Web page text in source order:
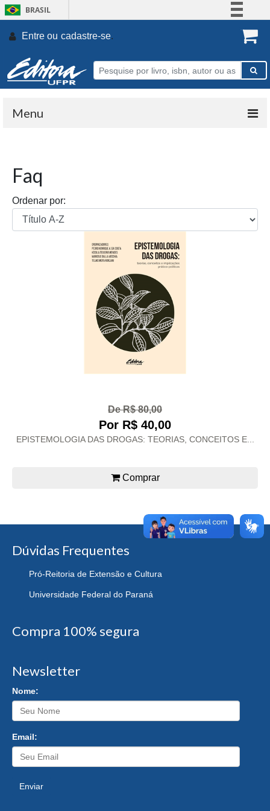
BRASIL
Participe
Entre ou cadastre-se.
Menu
Faq
Ordenar por:
De R$ 80,00
Por R$ 40,00
EPISTEMOLOGIA DAS DROGAS: TEORIAS, CONCEITOS E...
Comprar
Dúvidas Frequentes
Pró-Reitoria de Extensão e Cultura
Universidade Federal do Paraná
Compra 100% segura
Newsletter
Nome:
Email:
Enviar